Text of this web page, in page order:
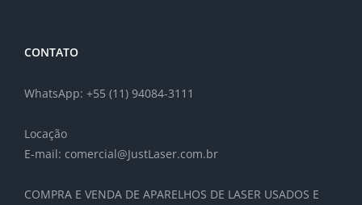
CONTATO
WhatsApp: +55 (11) 94084-3111
Locação
E-mail: comercial@JustLaser.com.br
COMPRA E VENDA DE APARELHOS DE LASER USADOS E